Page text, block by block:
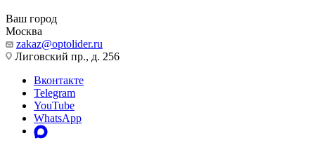
Ваш город
Москва
zakaz@optolider.ru
Лиговский пр., д. 256
Вконтакте
Telegram
YouTube
WhatsApp